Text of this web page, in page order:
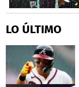
LO ÚLTIMO